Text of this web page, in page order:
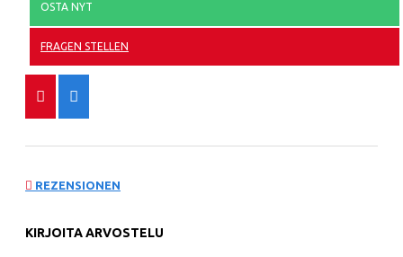
OSTA NYT
FRAGEN STELLEN
REZENSIONEN
KIRJOITA ARVOSTELU